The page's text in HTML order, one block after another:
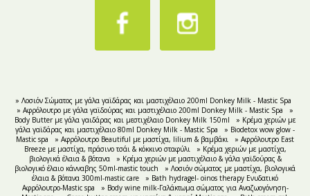
» Λοσιόν Σώματος με γάλα γαϊδάρας και μαστιχέλαιο 200ml Donkey Milk - Mastic Spa
» Αφρόλουτρο με γάλα γαϊδούρας και μαστιχέλαιο 200ml Donkey Milk - Mastic Spa
»
Body Butter με γάλα γαιδάρας και μεστιχέλαιο Donkey Milk 150ml
» Κρέμα χεριών με
γάλα γαϊδάρας και μαστιχέλαιο 80ml Donkey Milk - Mastic Spa
» Biodetox wow glow -
Mastic spa
» Αφρόλουτρο Beautiful με μαστίχα, lilium & βαμβάκι
» Αφρόλουτρο East
Breeze με μαστίχα, πράσινο τσάι & κόκκινο σταφύλι
» Κρέμα χεριών με μαστίχα,
βιολογικά έλαια & βότανα
» Κρέμα χεριών με μαστιχέλαιο & γάλα γαϊδούρας &
βιολογικό έλαιο κάνναβης 50ml-mastic touch
» Λοσιόν σώματος με μαστίχα, βιολογικά
έλαια & βότανα 300ml-mastic care
» Bath hydragel- oinos therapy Ενυδατικό
Αφρόλουτρο-Mastic spa
» Body wine milk-Γαλάκτωμα σώματος για Αναζωογόνηση-